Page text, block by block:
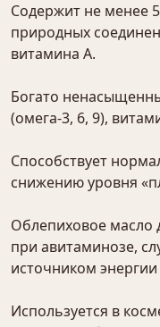
Содержит не менее
природных
витамина А.
Богато
(омега-3, 6, 9),
Способствует
снижению уровня
Облепиховое масло
при авитаминозе,
источником энергии
Используется в